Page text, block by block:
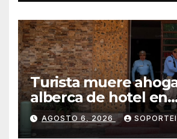
Turista muere
alberca de hotel en
Acapulco;
ayuda ante falta de
AGOSTO 6, 2026